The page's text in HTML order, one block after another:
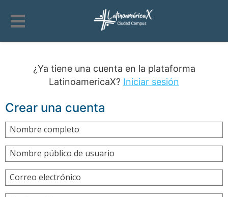
¿Ya tiene una cuenta en la plataforma
LatinoamericaX? Iniciar sesión
Crear una cuenta
Nombre completo
Nombre público de usuario
Correo electrónico